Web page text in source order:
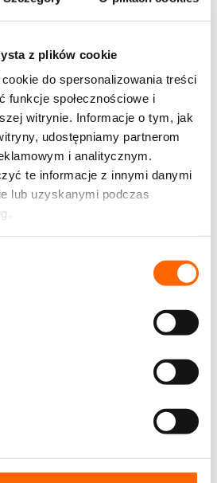
z plików cookie
do spersonalizowania treści
funkcje społecznościowe i
witrynie. Informacje o tym, jak
udostępniamy partnerom
i analitycznym.
te informacje z innymi danymi
lub uzyskanymi podczas
rozwiązania
rozwiązania →
rozwiązanie wybrać?Pomożemy
do potrzeb Twojej firmy.
ponad 30 lat wspieramy polskie firmy
Poznaj unikalne metody pracy
w profesjonalnych warunkach?
Dowiedz się, co u nas słychać
Ponad 25 doświadczonych trenerów-
Dowiedz się, z jakimi firmami i